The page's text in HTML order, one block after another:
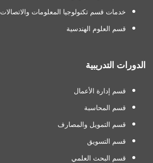
خدمات قسم تكنولوجيا المعلومات والاتصالات
قسم العلوم الهندسية
الدورات التدريبية
قسم إدارة الأعمال
قسم المحاسبة
قسم التمويل والمصارف
قسم التسويق
قسم البحث العلمي